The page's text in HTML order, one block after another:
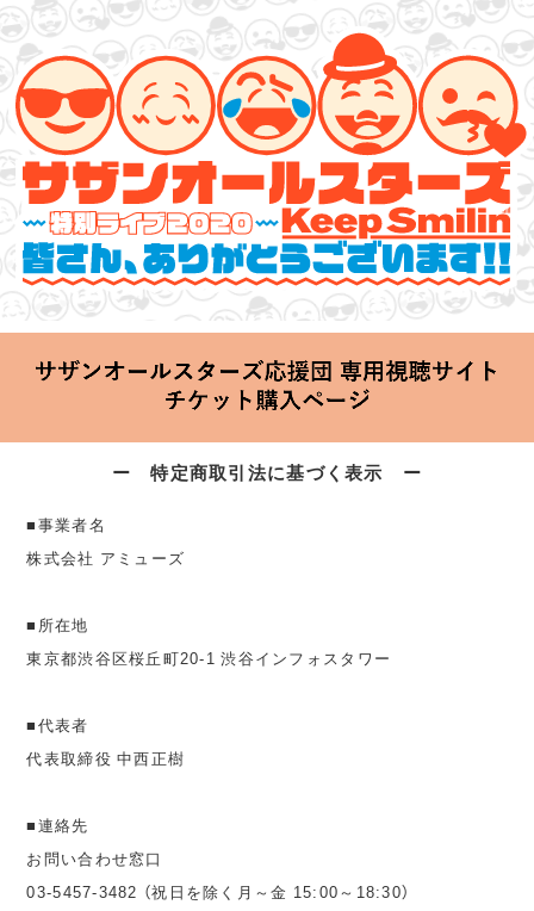
サザンオールスターズ 特別ライブ 2020
2020.06.25 Thu 20:00 Start at 横浜アリーナ
ー 特定商取引法に基づく表示 ー
■事業者名
株式会社 アミューズ
■所在地
東京都渋谷区桜丘町20-1 渋谷インフォスタワー
■代表者
代表取締役 中西正樹
■連絡先
お問い合わせ窓口
03-5457-3482 （祝日を除く月～金 15:00～18:30）